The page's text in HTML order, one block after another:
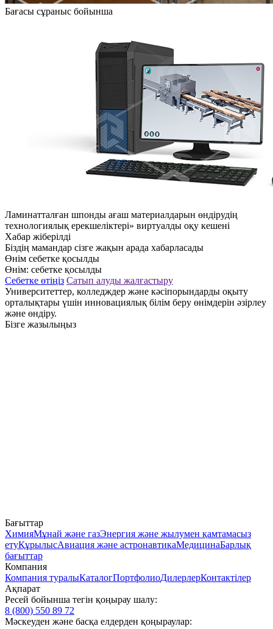
Бағасы сұраныс бойынша
Ламинатталған шпонды ағаш материалдарын өндірудің
технологиялық ерекшеліктері» виртуалды оқу кешені
Хабар жіберілді
Біздің мамандар сізге жақын арада хабарласады
Өнім себетке қосылды
Өнім: себетке қосылды
Себетке өтіңіз Сатып алуды жалғастыру
Университеттер, колледждер және кәсіпорындарды оқыту
орталықтары үшін инновациялық білім беру өнімдерін әзірлеу
және өндіру.
Бізге жазылыңыз
Бағыттар
ХимияМұнай және газЭнергия және жылумен қамтамасыз
етуҚұрылысАвиация және астронавтикаМедицинаБарлық
бағыттар
Компания
Компания туралыКаталогПортфолиоДилерлерКонтактілер
Ақпарат
Ресей бойынша тегін қоңырау шалу:
8 (800) 550 89 72
Мәскеуден және басқа елдерден қоңыраулар: